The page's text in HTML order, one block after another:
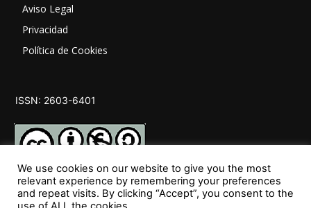
Aviso Legal
Privacidad
Política de Cookies
ISSN: 2603-6401
SÍGUENOS
We use cookies on our website to give you the most
relevant experience by remembering your preferences
and repeat visits. By clicking “Accept”, you consent to the